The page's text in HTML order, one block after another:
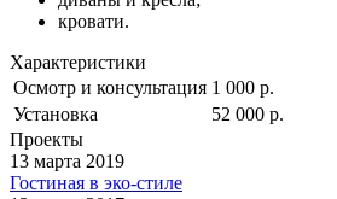
кровати.
Характеристики
Осмотр и консультация 1 000 р.
Установка
52 000 р.
Проекты
13 марта 2019
Гостиная в эко-стиле